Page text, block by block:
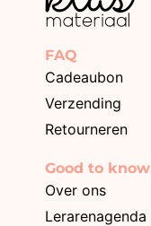
FAQ
Cadeaubon
Verzending
Retourneren
Good to know
Over ons
Lerarenagenda